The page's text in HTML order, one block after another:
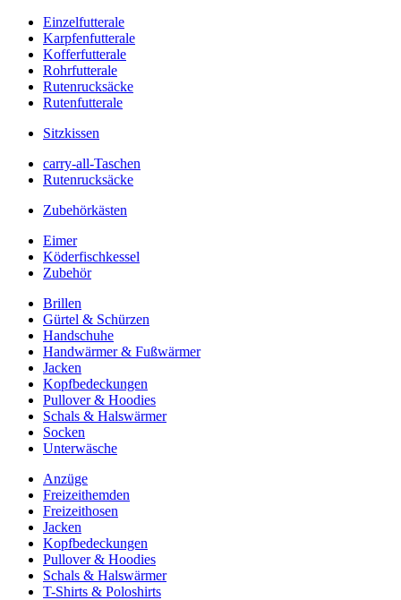
Einzelfutterale
Karpfenfutterale
Kofferfutterale
Rohrfutterale
Rutenrucksäcke
Rutenfutterale
Sitzkissen
carry-all-Taschen
Rutenrucksäcke
Zubehörkästen
Eimer
Köderfischkessel
Zubehör
Brillen
Gürtel & Schürzen
Handschuhe
Handwärmer & Fußwärmer
Jacken
Kopfbedeckungen
Pullover & Hoodies
Schals & Halswärmer
Socken
Unterwäsche
Anzüge
Freizeithemden
Freizeithosen
Jacken
Kopfbedeckungen
Pullover & Hoodies
Schals & Halswärmer
T-Shirts & Poloshirts